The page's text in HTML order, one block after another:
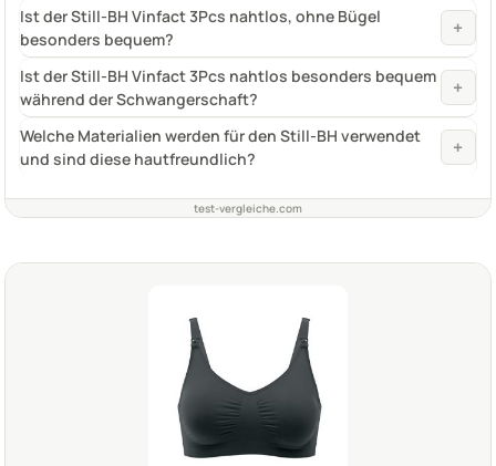
Ist der Still-BH Vinfact 3Pcs nahtlos, ohne Bügel
besonders bequem?
+
Ist der Still-BH Vinfact 3Pcs nahtlos besonders bequem
während der Schwangerschaft?
+
Welche Materialien werden für den Still-BH verwendet
und sind diese hautfreundlich?
+
test-vergleiche.com